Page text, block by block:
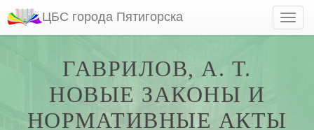
ЦБС города Пятигорска
ГАВРИЛОВ, А. Т.
НОВЫЕ ЗАКОНЫ И
НОРМАТИВНЫЕ АКТЫ